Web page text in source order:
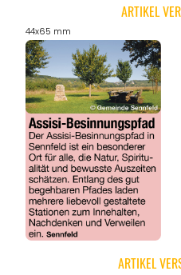
ARTIKEL
44x65 mm
ARTIKEL